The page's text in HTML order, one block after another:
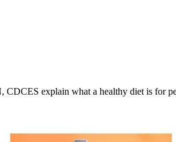
explain what a healthy diet is for